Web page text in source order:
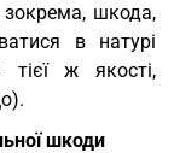
зокрема, шкода,
в натурі
ж якості,
шкоди